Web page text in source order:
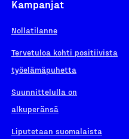
Kampanjat
Nollatilanne
Tervetuloa kohti positiivista
työelämäpuhetta
Suunnittelulla on
alkuperänsä
Liputetaan suomalaista